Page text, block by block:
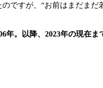
ですが、“お前はまだま
。以降、2023年の現在